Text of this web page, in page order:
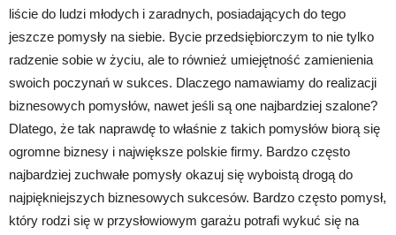
liście do ludzi młodych i zaradnych, posiadających do tego
jeszcze pomysły na siebie. Bycie przedsiębiorczym to nie tylko
radzenie sobie w życiu, ale to również umiejętność zamienienia
swoich poczynań w sukces. Dlaczego namawiamy do realizacji
biznesowych pomysłów, nawet jeśli są one najbardziej szalone?
Dlatego, że tak naprawdę to właśnie z takich pomysłów biorą się
ogromne biznesy i największe polskie firmy. Bardzo często
najbardziej zuchwałe pomysły okazuj się wyboistą drogą do
najpiękniejszych biznesowych sukcesów. Bardzo często pomysł,
który rodzi się w przysłowiowym garażu potrafi wykuć się na